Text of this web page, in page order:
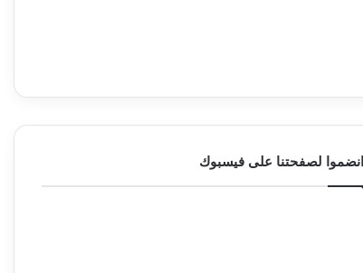
انضموا لصفحتنا على فيسبوك